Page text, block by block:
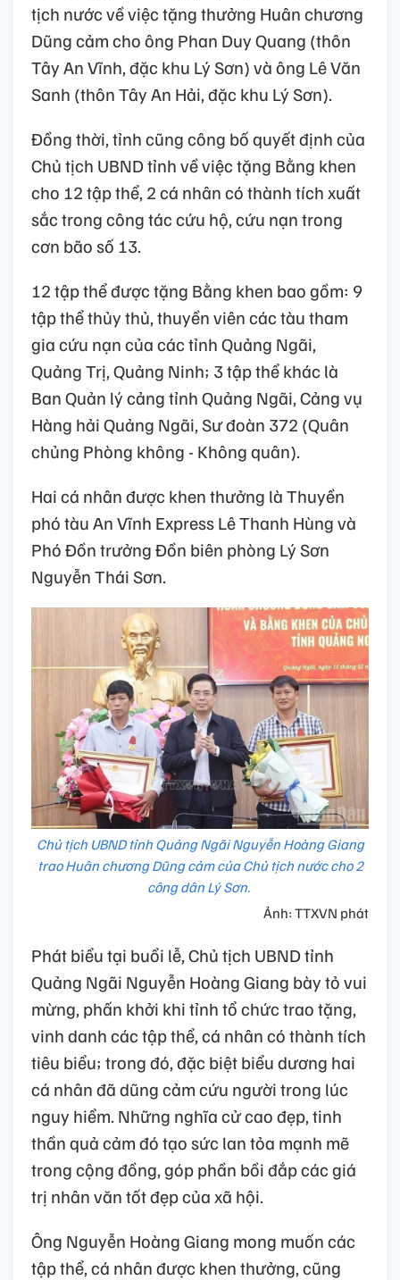
tịch nước về việc tặng thưởng Huân chương
Dũng cảm cho ông Phan Duy Quang (thôn
Tây An Vĩnh, đặc khu Lý Sơn) và ông Lê Văn
Sanh (thôn Tây An Hải, đặc khu Lý Sơn).
Đồng thời, tỉnh cũng công bố quyết định của
Chủ tịch UBND tỉnh về việc tặng Bằng khen
cho 12 tập thể, 2 cá nhân có thành tích xuất
sắc trong công tác cứu hộ, cứu nạn trong
cơn bão số 13.
12 tập thể được tặng Bằng khen bao gồm: 9
tập thể thủy thủ, thuyền viên các tàu tham
gia cứu nạn của các tỉnh Quảng Ngãi,
Quảng Trị, Quảng Ninh; 3 tập thể khác là
Ban Quản lý cảng tỉnh Quảng Ngãi, Cảng vụ
Hàng hải Quảng Ngãi, Sư đoàn 372 (Quân
chủng Phòng không - Không quân).
Hai cá nhân được khen thưởng là Thuyền
phó tàu An Vĩnh Express Lê Thanh Hùng và
Phó Đồn trưởng Đồn biên phòng Lý Sơn
Nguyễn Thái Sơn.
Chủ tịch UBND tỉnh Quảng Ngãi Nguyễn Hoàng Giang
trao Huân chương Dũng cảm của Chủ tịch nước cho 2
công dân Lý Sơn.
Ảnh: TTXVN phát
Phát biểu tại buổi lễ, Chủ tịch UBND tỉnh
Quảng Ngãi Nguyễn Hoàng Giang bày tỏ vui
mừng, phấn khởi khi tỉnh tổ chức trao tặng,
vinh danh các tập thể, cá nhân có thành tích
tiêu biểu; trong đó, đặc biệt biểu dương hai
cá nhân đã dũng cảm cứu người trong lúc
nguy hiểm. Những nghĩa cử cao đẹp, tinh
thần quả cảm đó tạo sức lan tỏa mạnh mẽ
trong cộng đồng, góp phần bồi đắp các giá
trị nhân văn tốt đẹp của xã hội.
Ông Nguyễn Hoàng Giang mong muốn các
tập thể, cá nhân được khen thưởng, cũng